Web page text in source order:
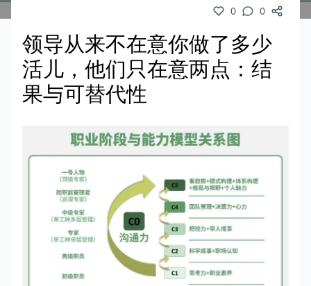
0 0
领导从来不在意你做了多少
活儿，他们只在意两点：结
果与可替代性